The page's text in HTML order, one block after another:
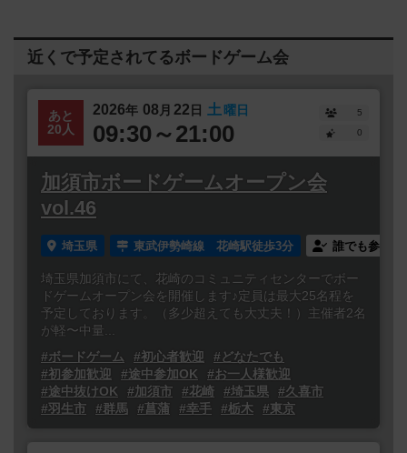
近くで予定されてるボードゲーム会
あと
20人
2026年 08 月 22日 土曜日
09:30～21:00
5
0
加須市ボードゲームオープン会
vol.46
埼玉県 東武伊勢崎線 花崎駅徒歩3分 誰でも参加
埼玉県加須市にて、花崎のコミュニティセンターでボー
ドゲームオープン会を開催します♪定員は最大25名程を
予定しております。（多少超えても大丈夫！）主催者2名
が軽〜中量...
#ボードゲーム
#初心者歓迎
#どなたでも
#初参加歓迎
#途中参加OK
#お一人様歓迎
#途中抜けOK
#加須市 #花崎 #埼玉県
#久喜市
#羽生市
#群馬 #菖蒲 #幸手 #栃木 #東京